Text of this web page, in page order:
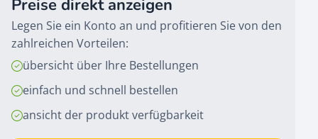
Preise direkt anzeigen
Legen Sie ein Konto an und profitieren Sie von den
zahlreichen Vorteilen:
übersicht über Ihre Bestellungen
einfach und schnell bestellen
ansicht der produkt verfügbarkeit